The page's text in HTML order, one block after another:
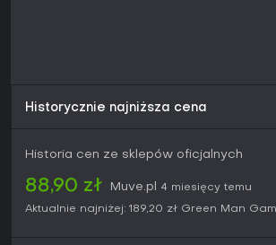
Historycznie najniższa cena
Historia cen ze sklepów oficjalnych
88,90 zł Muve.pl
4 miesięcy temu
Aktualnie najniżej: 189,20 zł Green Man